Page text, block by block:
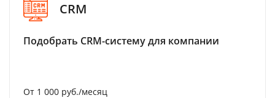
CRM
Подобрать CRM-систему для компании
От 1 000 руб./месяц